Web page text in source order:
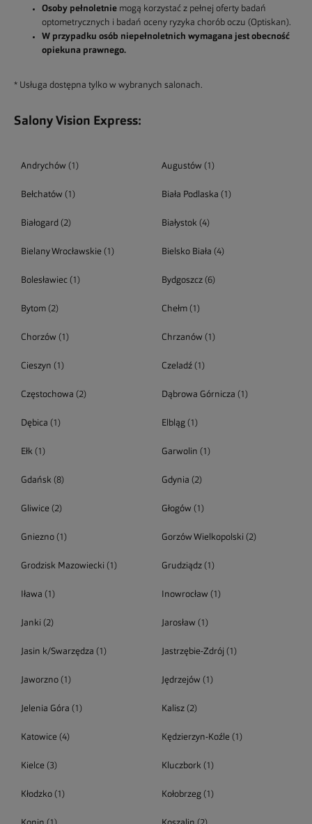
Osoby pełnoletnie mogą korzystać z pełnej oferty badań
optometrycznych i badań oceny ryzyka chorób oczu (Optiskan).
W przypadku osób niepełnoletnich wymagana jest obecność
opiekuna prawnego.
* Usługa dostępna tylko w wybranych salonach.
Salony Vision Express:
Andrychów (1) Augustów (1)
Bełchatów (1) Biała Podlaska (1)
Białogard (2) Białystok(4)
Bielany Wrocławskie (1) Bielsko Biała (4)
Bolesławiec (1) Bydgoszcz(6)
Bytom (2) Chełm(1)
Chorzów (1) Chrzanów (1)
Cieszyn (1) Czeladź(1)
Częstochowa (2) Dąbrowa Górnicza (1)
Dębica (1) Elbląg(1)
Ełk (1) Garwolin (1)
Gdańsk (8) Gdynia (2)
Gliwice (2) Głogów (1)
Gniezno (1) Gorzów Wielkopolski (2)
Grodzisk Mazowiecki (1) Grudziądz(1)
Iława (1) Inowrocław (1)
Janki (2) Jarosław (1)
Jasin k/Swarzędza (1) Jastrzębie-Zdrój (1)
Jaworzno (1) Jędrzejów (1)
Jelenia Góra (1) Kalisz(2)
Katowice (4) Kędzierzyn-Koźle (1)
Kielce (3) Kluczbork(1)
Kłodzko (1) Kołobrzeg(1)